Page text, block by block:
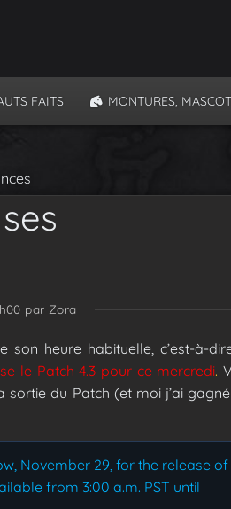
FAITS MONTURES,
par Zora
heure habituelle, c’est-à-
le Patch 4.3 pour ce mercredi.
du Patch (et moi j’ai
November 29, for the release of
from 3:00 a.m. PST until